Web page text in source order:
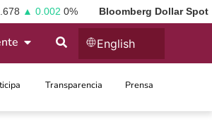
▲ 0.002 0% Bloomberg Dollar Spot
English
Transparencia Prensa